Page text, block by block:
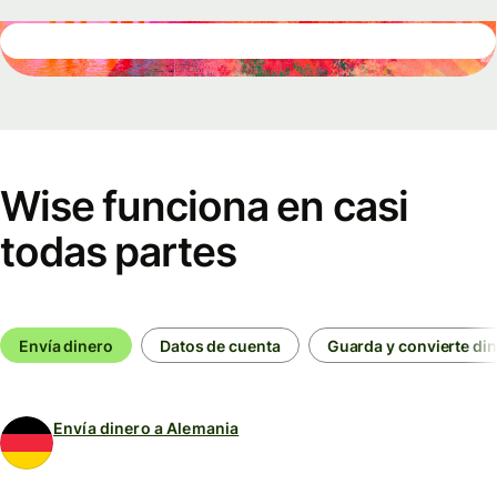
Wise funciona en casi
todas partes
Envía dinero Datos de cuenta Guarda y convierte
Envía dinero a Alemania